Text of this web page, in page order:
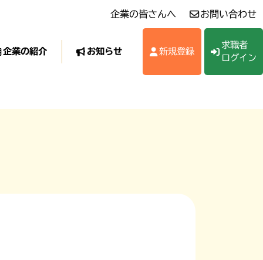
企業の皆さんへ お問い合わせ
企業の紹介 お知らせ 新規登録
求職者
ログイン